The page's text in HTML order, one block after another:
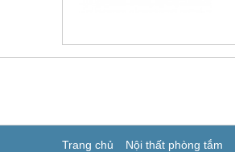
Trang chủ Nội thất phòng tắm